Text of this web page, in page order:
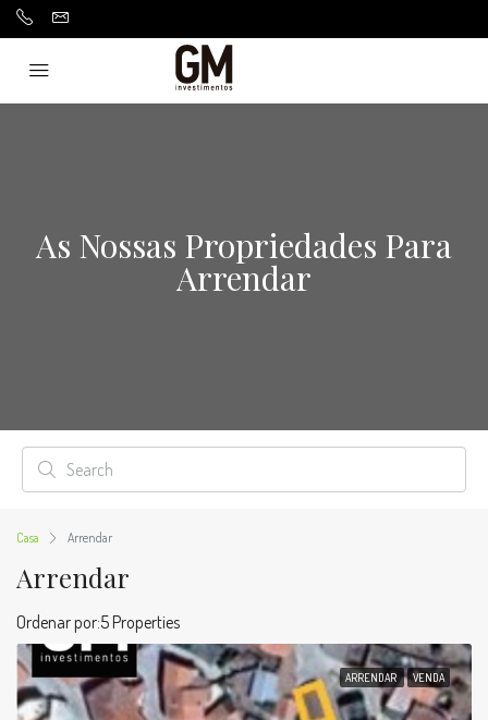
As Nossas Propriedades Para
Arrendar
Casa Arrendar
Arrendar
5 Properties
Ordenar por:
ARRENDAR VENDA